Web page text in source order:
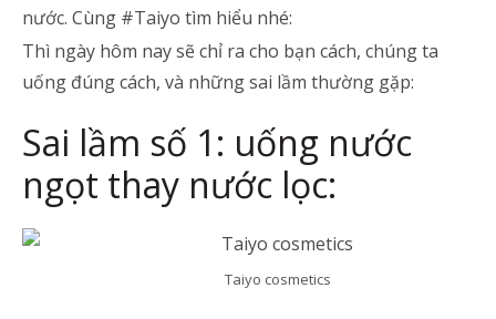
nước. Cùng #Taiyo tìm hiểu nhé:
Thì ngày hôm nay sẽ chỉ ra cho bạn cách, chúng ta
uống đúng cách, và những sai lầm thường gặp:
Sai lầm số 1: uống nước
ngọt thay nước lọc:
Taiyo cosmetics